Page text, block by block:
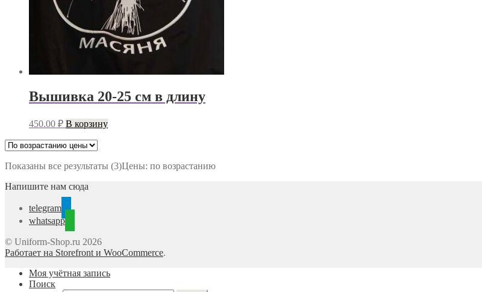
Вышивка 20-25 см в длину
450.00 ₽ В корзину
Показаны все результаты (3)Цены: по возрастанию
Напишите нам сюда
telegram
whatsapp
© Uniform-Shop.ru 2026
Работает на Storefront и WooCommerce.
Моя учётная запись
Поиск